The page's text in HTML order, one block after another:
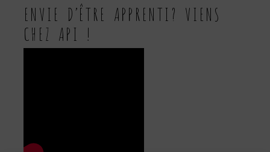
ENVIE D’ÊTRE APPRENTI? VIENS
CHEZ API !